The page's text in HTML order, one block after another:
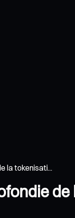
la tokenisati...